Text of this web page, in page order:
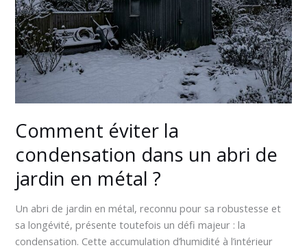
Comment éviter la
condensation dans un abri de
jardin en métal ?
Un abri de jardin en métal, reconnu pour sa robustesse et
sa longévité, présente toutefois un défi majeur : la
condensation. Cette accumulation d’humidité à l’intérieur
un
abri
de
jardin
en
?